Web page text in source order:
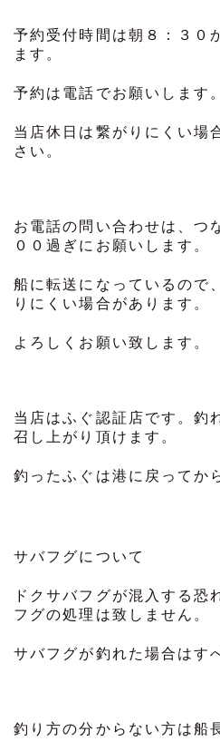
予約受付時間は朝８：３０
ます。
予約は電話でお願いします。
当店休日は繋がりにくい場
さい。
お電話の問い合わせは、つ
００過ぎにお願いします。
船に転送になっているので
りにくい場合があります。
よろしくお願い致します。
当店はふぐ認証店です。釣
召し上がり頂けます。
釣ったふぐは港に戻ってか
サバフグについて
ドクサバフグが混入する恐
フグの処理は致しません。
サバフグが釣れた場合はす
釣り方の分からない方は船